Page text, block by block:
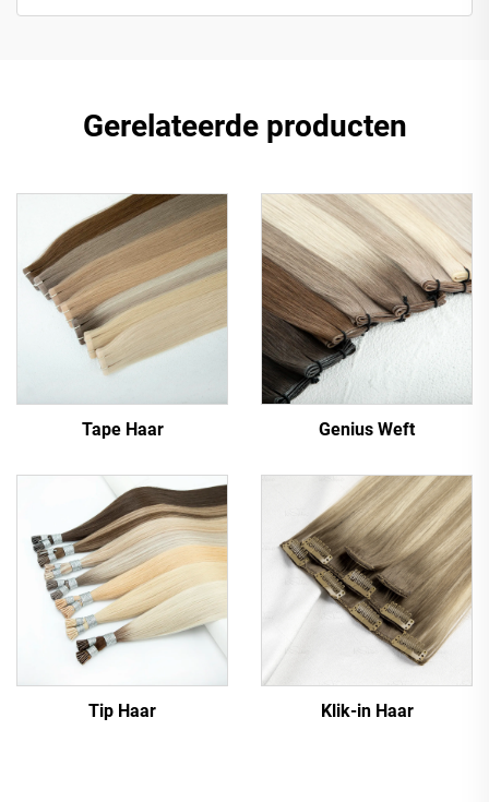
Gerelateerde producten
Tape Haar Genius Weft
Tip Haar Klik-in Haar